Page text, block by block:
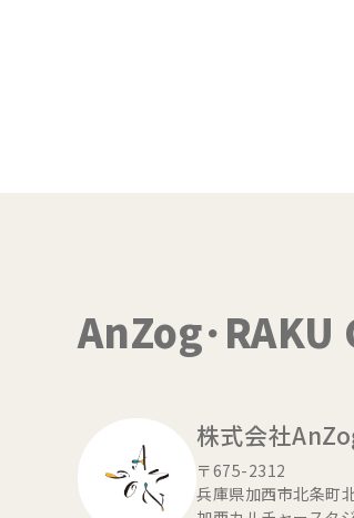
AnZog･RAKU
株式会社
〒675-2312
兵庫県加西市北条町